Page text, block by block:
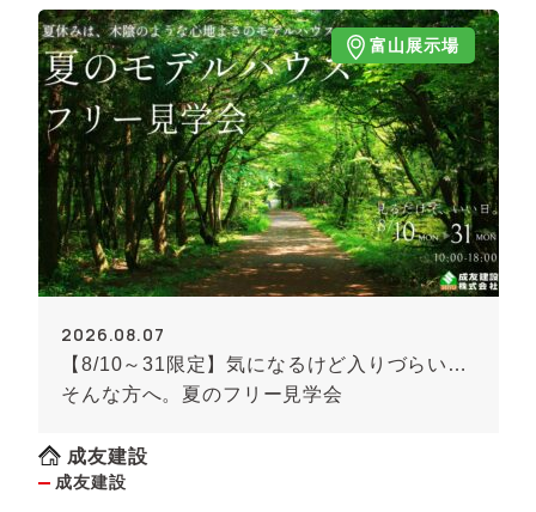
富山展示場
2026.08.07
【8/10～31限定】気になるけど入りづらい…
そんな方へ。夏のフリー見学会
成友建設
成友建設